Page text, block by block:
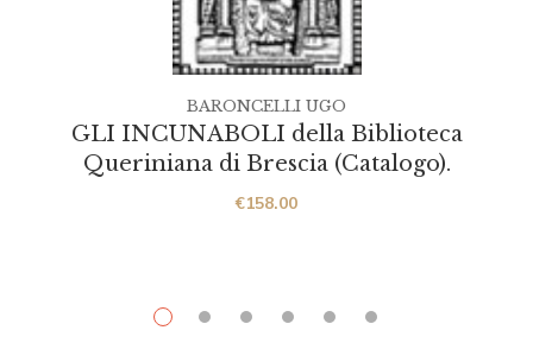
GLI INCUNABOLI della Biblioteca
Queriniana di Brescia (Catalogo).
€158.00
BARONCELLI UGO